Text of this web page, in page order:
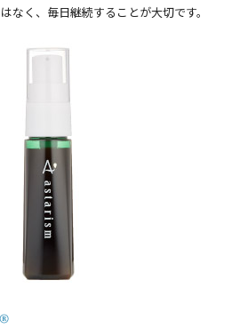
なく、毎日継続することが大切です。